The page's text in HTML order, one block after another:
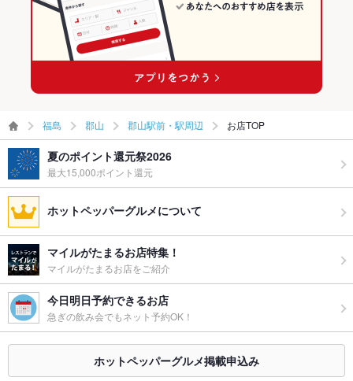
店舗までご相談ください
※ページに記載が無いことなど、些細な点でも気になることがご
ざいましたら、お気軽に店舗までお電話下さい
福島 郡山 郡山駅前・駅周辺 お店TOP
夏のポイント還元祭2026
最大15,000ポイント還元
ホットペッパーグルメについて
マイルがたまるお店特集！
マイルがたまるお店をご紹介
今日明日予約できるお店
急ぎの飲み会でもネット予約OK！
ホットペッパーグルメ掲載申込み